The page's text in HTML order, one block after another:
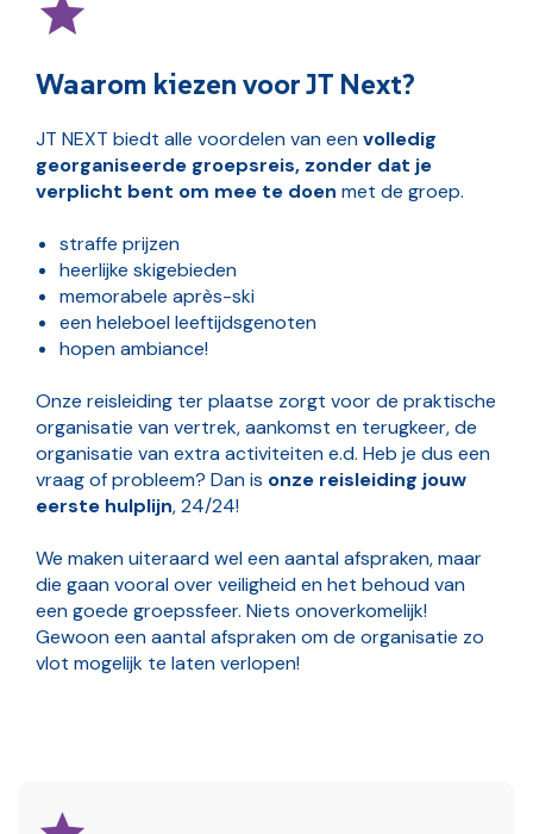
Waarom kiezen voor JT Next?
JT NEXT biedt alle voordelen van eenvolledig
georganiseerde groepsreis, zonder dat je
verplicht bent om mee te doen met de groep.
straffe prijzen
heerlijke skigebieden
memorabele après-ski
een heleboel leeftijdsgenoten
hopen ambiance!
Onze reisleiding ter plaatse zorgt voor de praktische
organisatie van vertrek, aankomst en terugkeer, de
organisatie van extra activiteiten e.d. Heb je dus een
vraag of probleem? Dan is onze reisleiding jouw
eerste hulplijn, 24/24!
We maken uiteraard wel een aantal afspraken, maar
die gaan vooral over veiligheid en het behoud van
een goede groepssfeer. Niets onoverkomelijk!
Gewoon een aantal afspraken om de organisatie zo
vlot mogelijk te laten verlopen!